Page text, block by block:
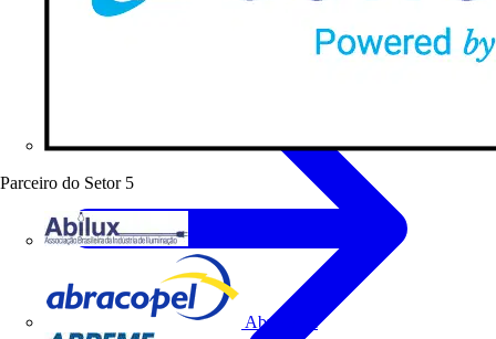
Parceiro do Setor 5
Abracopel